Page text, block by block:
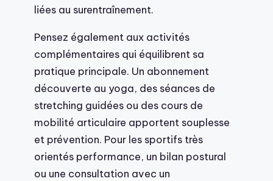
liées au surentraînement.
Pensez également aux activités
complémentaires qui équilibrent sa
pratique principale. Un abonnement
découverte au yoga, des séances de
stretching guidées ou des cours de
mobilité articulaire apportent souplesse
et prévention. Pour les sportifs très
orientés performance, un bilan postural
ou une consultation avec un